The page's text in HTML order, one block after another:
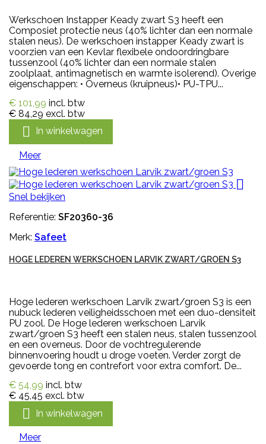
Werkschoen Instapper Keady zwart S3 heeft een
Composiet protectie neus (40% lichter dan een normale
stalen neus). De werkschoen instapper Keady zwart is
voorzien van een Kevlar flexibele ondoordringbare
tussenzool (40% lichter dan een normale stalen
zoolplaat, antimagnetisch en warmte isolerend). Overige
eigenschappen: • Overneus (kruipneus)• PU-TPU...
€ 101,99 incl. btw
€ 84,29 excl. btw
 In winkelwagen
Meer

Snel bekijken
Referentie: SF20360-36
Merk: Safeet
HOGE LEDEREN WERKSCHOEN LARVIK ZWART/GROEN S3
Hoge lederen werkschoen Larvik zwart/groen S3 is een
nubuck lederen veiligheidsschoen met een duo-densiteit
PU zool. De Hoge lederen werkschoen Larvik
zwart/groen S3 heeft een stalen neus, stalen tussenzool
en een overneus. Door de vochtregulerende
binnenvoering houdt u droge voeten. Verder zorgt de
gevoerde tong en contrefort voor extra comfort. De...
€ 54,99 incl. btw
€ 45,45 excl. btw
 In winkelwagen
Meer